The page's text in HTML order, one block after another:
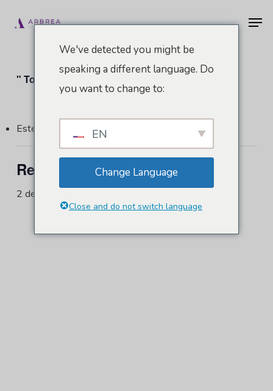
" Todos los Eventos
Este evento ha pasado.
Reunión Estética 2024
2 de mayo de 2024
We've detected you might be
speaking a different language. Do
you want to change to:
EN
Change Language
Close and do not switch language